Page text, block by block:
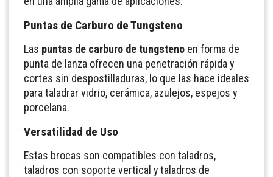
Puntas de Carburo de Tungsteno
Las puntas de carburo de tungsteno en forma de
punta de lanza ofrecen una penetración rápida y
cortes sin despostilladuras, lo que las hace ideales
para taladrar vidrio, cerámica, azulejos, espejos y
porcelana.
Versatilidad de Uso
Estas brocas son compatibles con taladros,
taladros con soporte vertical y taladros de